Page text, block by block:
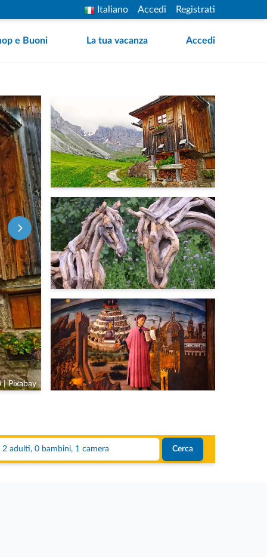
Italiano Accedi Registrati
e Buoni La tua vacanza Accedi
Pixabay
2 adulti, 0 bambini, 1 camera Cerca